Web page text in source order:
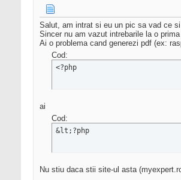
Salut, am intrat si eu un pic sa vad ce
Sincer nu am vazut intrebarile la o
Ai o problema cand generezi pdf (ex:
Cod:
<?php
ai
Cod:
&lt;?php
Nu stiu daca stii site-ul asta